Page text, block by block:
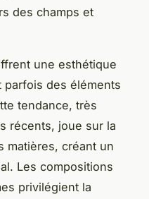
des champs et
une esthétique
parfois des éléments
tendance, très
récents, joue sur la
matières, créant un
Les compositions
privilégient la